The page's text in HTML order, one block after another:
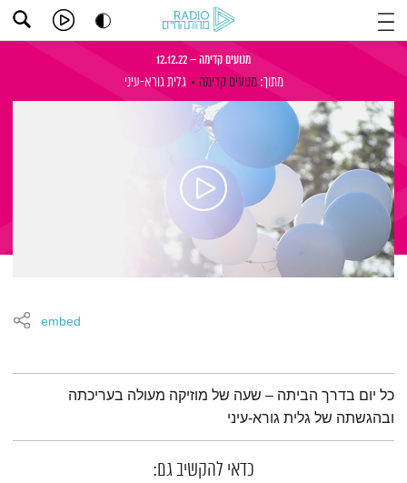
מנועים קדימה – 12.12.22
מתוך: מנועים קדימה גלית גורא-עיני
embed
תמצית הפודקאסט
כל יום בדרך הביתה – שעה של מוזיקה מעולה בעריכתה
ובהגשתה של גלית גורא-עיני
כדאי להקשיב גם: